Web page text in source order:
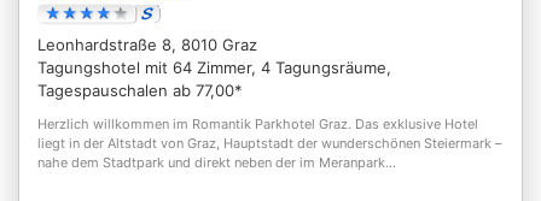
Leonhardstraße 8, 8010 Graz
Tagungshotel mit 64 Zimmer, 4 Tagungsräume,
Tagespauschalen ab 77,00*
Herzlich willkommen im Romantik Parkhotel Graz. Das exklusive Hotel
liegt in der Altstadt von Graz, Hauptstadt der wunderschönen Steiermark –
nahe dem Stadtpark und direkt neben der im Meranpark...